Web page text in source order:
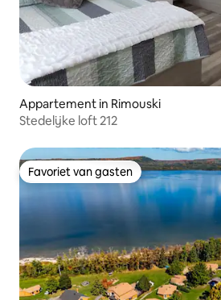
Appartement in Rimouski
Stedelijke loft 212
Favoriet van gasten
Favoriet van gasten